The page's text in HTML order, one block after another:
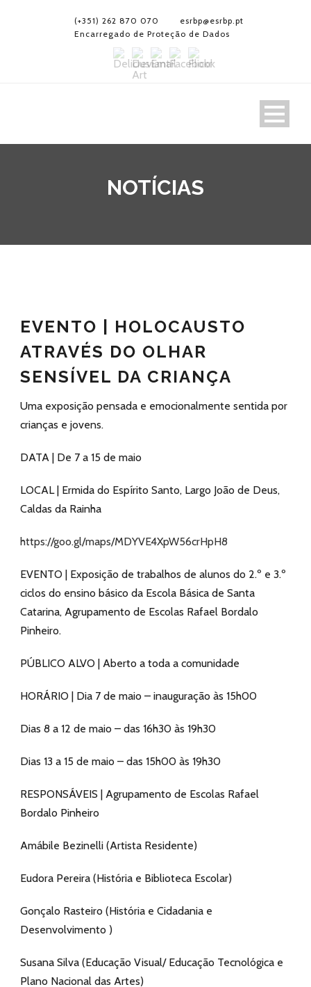
(+351) 262 870 070
esrbp@esrbp.pt
Encarregado de Proteção de Dados
NOTÍCIAS
EVENTO | HOLOCAUSTO
ATRAVÉS DO OLHAR
SENSÍVEL DA CRIANÇA
Uma exposição pensada e emocionalmente sentida por
crianças e jovens.
DATA | De 7 a 15 de maio
LOCAL | Ermida do Espírito Santo, Largo João de Deus,
Caldas da Rainha
https://goo.gl/maps/MDYVE4XpW56crHpH8
EVENTO | Exposição de trabalhos de alunos do 2.º e 3.º
ciclos do ensino básico da Escola Básica de Santa
Catarina, Agrupamento de Escolas Rafael Bordalo
Pinheiro.
PÚBLICO ALVO | Aberto a toda a comunidade
HORÁRIO | Dia 7 de maio – inauguração às 15h00
Dias 8 a 12 de maio – das 16h30 às 19h30
Dias 13 a 15 de maio – das 15h00 às 19h30
RESPONSÁVEIS | Agrupamento de Escolas Rafael
Bordalo Pinheiro
Amábile Bezinelli (Artista Residente)
Eudora Pereira (História e Biblioteca Escolar)
Gonçalo Rasteiro (História e Cidadania e
Desenvolvimento )
Susana Silva (Educação Visual/ Educação Tecnológica e
Plano Nacional das Artes)